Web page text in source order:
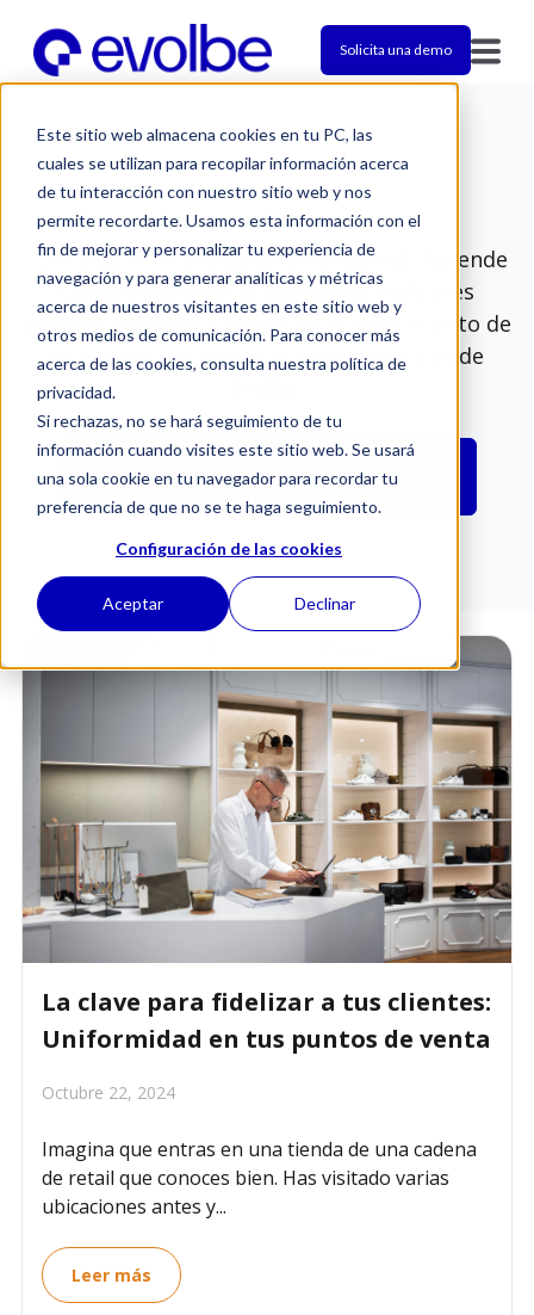
Este sitio web almacena cookies en tu PC, las
cuales se utilizan para recopilar información acerca
de tu interacción con nuestro sitio web y nos
permite recordarte. Usamos esta información con el
fin de mejorar y personalizar tu experiencia de
navegación y para generar analíticas y métricas
acerca de nuestros visitantes en este sitio web y
otros medios de comunicación. Para conocer más
acerca de las cookies, consulta nuestra política de
privacidad.
Si rechazas, no se hará seguimiento de tu
información cuando visites este sitio web. Se usará
una sola cookie en tu navegador para recordar tu
preferencia de que no se te haga seguimiento.
Configuración de las cookies
Aceptar Declinar
Solicita una demo
Noticias Evolbe
Tu aliado en la evolución empresarial. Aprende
cómo simplificar la gestión de múltiples
establecimientos y potenciar el rendimiento de
tu equipo con las soluciones integrales de
Solicita más información
La clave para fidelizar a tus clientes:
Uniformidad en tus puntos de venta
Octubre 22, 2024
Imagina que entras en una tienda de una cadena
de retail que conoces bien. Has visitado varias
ubicaciones antes y...
Leer más